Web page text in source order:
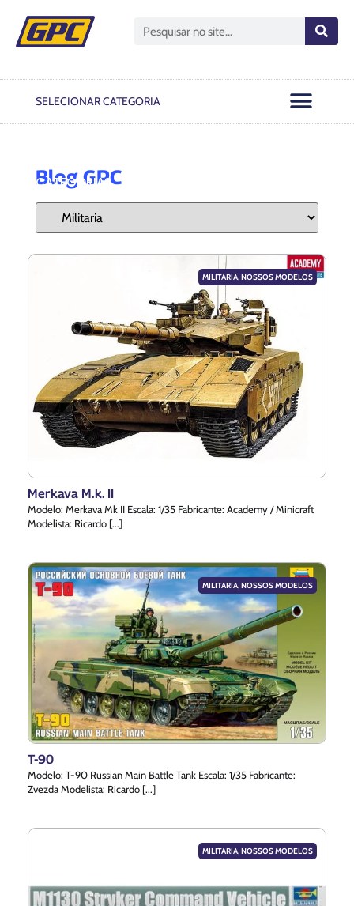
SELECIONAR CATEGORIA
Blog GPC
CATEGORIAS
MILITARIA,NOSSOS MODELOS
Merkava M.k. II
Modelo: Merkava Mk II Escala: 1/35 Fabricante: Academy / Minicraft
Modelista: Ricardo [...]
MILITARIA,NOSSOS MODELOS
T-90
Modelo: T-90 Russian Main Battle Tank Escala: 1/35 Fabricante:
Zvezda Modelista: Ricardo [...]
MILITARIA,NOSSOS MODELOS